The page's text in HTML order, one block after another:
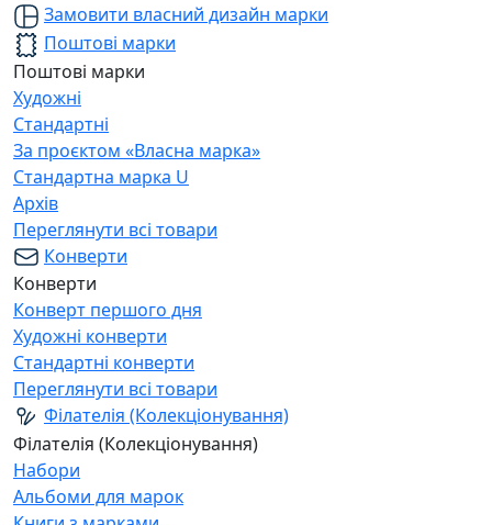
Замовити власний дизайн марки
Поштові марки
Поштові марки
Художні
Стандартні
За проєктом «Власна марка»
Стандартна марка U
Архів
Переглянути всі товари
Конверти
Конверти
Конверт першого дня
Художні конверти
Стандартні конверти
Переглянути всі товари
Філателія (Колекціонування)
Філателія (Колекціонування)
Набори
Альбоми для марок